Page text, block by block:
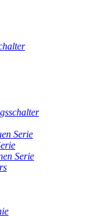
Serie
Serie